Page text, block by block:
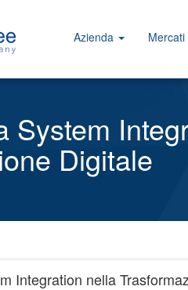
Azienda Mercati
System
Digitale
Integration nella